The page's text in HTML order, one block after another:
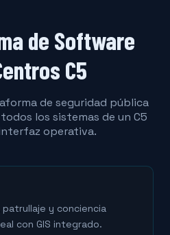
de Software
C5
de seguridad pública
los sistemas de un C5
operativa.
y conciencia
con GIS integrado.